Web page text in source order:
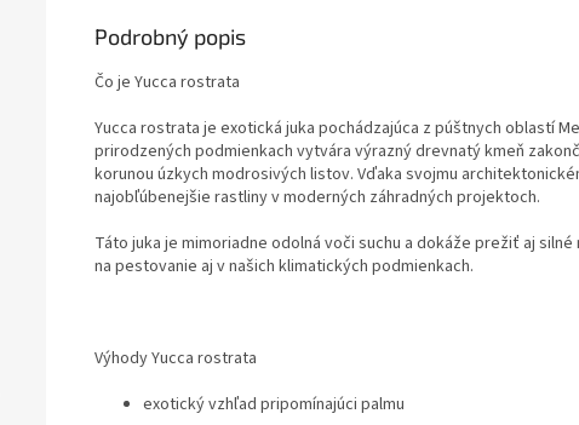
Podrobný popis
Čo je Yucca rostrata
Yucca rostrata je exotická juka pochádzajúca z púštnych oblastí
prirodzených podmienkach vytvára výrazný drevnatý kmeň
korunou úzkych modrosivých listov. Vďaka svojmu
najobľúbenejšie rastliny v moderných záhradných projektoch.
Táto juka je mimoriadne odolná voči suchu a dokáže prežiť aj
na pestovanie aj v našich klimatických podmienkach.
Výhody Yucca rostrata
exotický vzhľad pripomínajúci palmu